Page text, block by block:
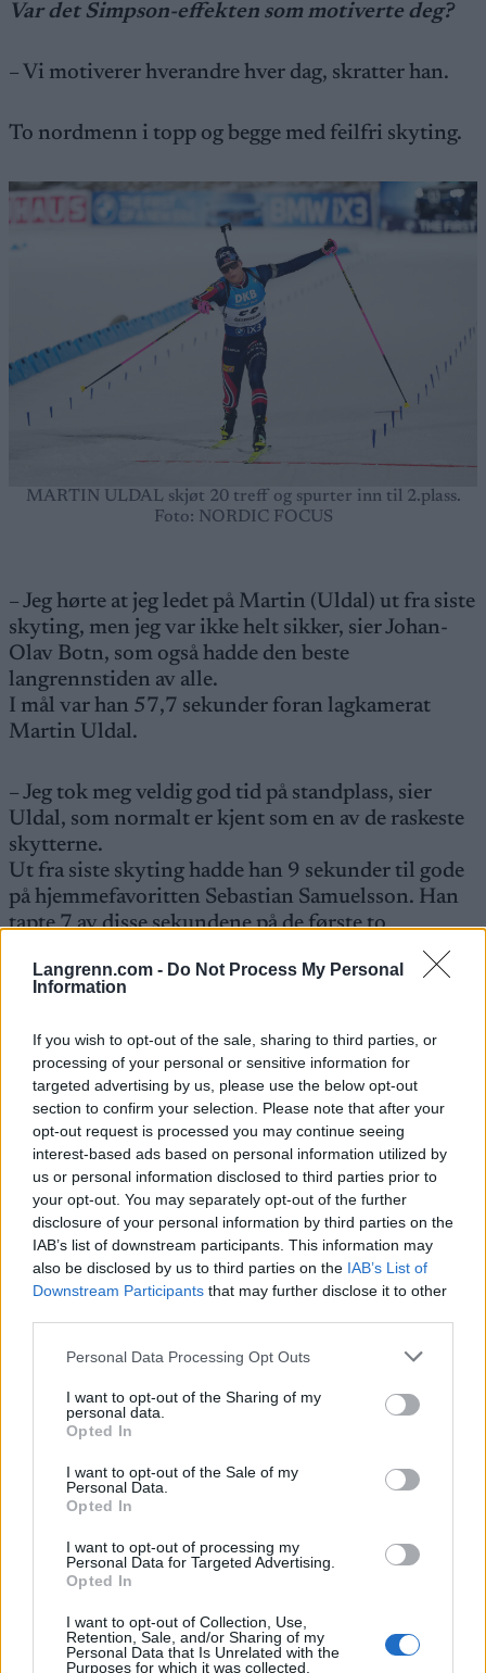
Langrenn.com - Do Not Process My Personal
Information
If you wish to opt-out of the sale, sharing to third parties, or
processing of your personal or sensitive information for
targeted advertising by us, please use the below opt-out
section to confirm your selection. Please note that after your
opt-out request is processed you may continue seeing
interest-based ads based on personal information utilized by
us or personal information disclosed to third parties prior to
your opt-out. You may separately opt-out of the further
disclosure of your personal information by third parties on the
IAB’s list of downstream participants. This information may
also be disclosed by us to third parties on the IAB’s List of
Downstream Participants that may further disclose it to other
Please note that this website/app uses one or more Google
not limited to your visit or usage behaviour. You may click to
grant or deny consent to Google and its third-party tags to
use your data for below specified purposes in below Google
consent section.
Personal Data Processing Opt Outs
I want to opt-out of the Sharing of my
personal data.
Opted In
I want to opt-out of the Sale of my
Personal Data.
Opted In
I want to opt-out of processing my
Personal Data for Targeted Advertising.
Opted In
I want to opt-out of Collection, Use,
Retention, Sale, and/or Sharing of my
Personal Data that Is Unrelated with the
Purposes for which it was collected.
Var det Simpson-effekten som motiverte deg?
– Vi motiverer hverandre hver dag, skratter han.
To nordmenn i topp og begge med feilfri skyting.
MARTIN ULDAL skjøt 20 treff og spurter inn til 2.plass.
Foto: NORDIC FOCUS
– Jeg hørte at jeg ledet på Martin (Uldal) ut fra siste
skyting, men jeg var ikke helt sikker, sier Johan-
Olav Botn, som også hadde den beste
langrennstiden av alle.
I mål var han 57,7 sekunder foran lagkamerat
Martin Uldal.
– Jeg tok meg veldig god tid på standplass, sier
Uldal, som normalt er kjent som en av de raskeste
skytterne.
Ut fra siste skyting hadde han 9 sekunder til gode
på hjemmefavoritten Sebastian Samuelsson. Han
tapte 7 av disse sekundene på de første to
kilometerne på sluttrunden. Deretter holdt han
svensken og slo han med 2,3 sekunder.
– Det er slik jeg ofte går, sier Martin Uldal, som
gjorde sitt nest beste resultat. Han vant sprinten i
Le Grand Bornard forrige sesong, men har ingen
andre pallplasser.
UTKLASSING! Fire nordmenn blant de fem beste. Fr v:
Martin Uldal, Sivert Guttorm Bakken, Johan-Olav Botn og
Fire blant de fem beste
Og Norge og Sverige dominerte totalt under de
fine forholdene i Östersund.